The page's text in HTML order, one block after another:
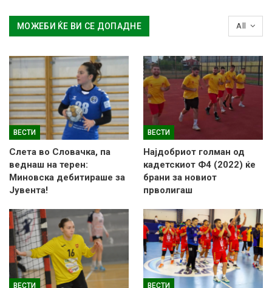
All
МОЖЕБИ ЌЕ ВИ СЕ ДОПАДНЕ
ВЕСТИ
Слетa во Словачка, па
веднаш на терен:
Миновска дебитираше за
Јувента!
ВЕСТИ
Најдобриот голман од
кадетскиот Ф4 (2022) ќе
брани за новиот
прволигаш
ВЕСТИ ВЕСТИ